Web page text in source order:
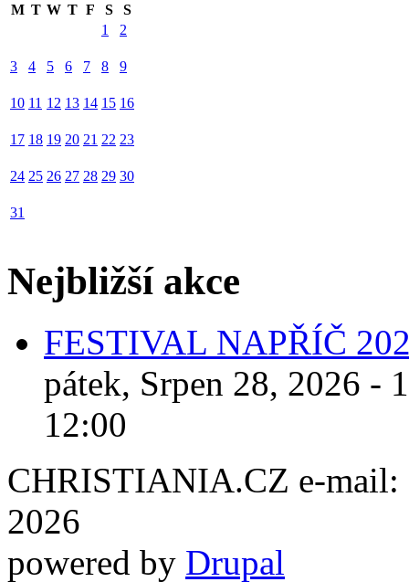
M T W T F S
S
1
2
3 4 5 6 7 8 9
10 11 12 13 14 15 16
17 18 19 20 21 22 23
24 25 26 27 28 29 30
31
Nejbližší akce
FESTIVAL NAPŘÍČ
pátek, Srpen 28, 2026 -
12:00
CHRISTIANIA.CZ e-mail:
2026
powered by Drupal